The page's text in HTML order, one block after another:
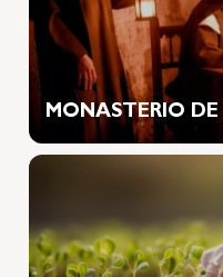
MONASTERIO DE